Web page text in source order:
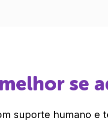
se
suporte humano e